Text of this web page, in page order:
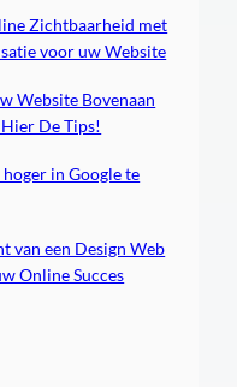
Zichtbaarheid met
voor uw Website
Website Bovenaan
De Tips!
in Google te
van een Design Web
Online Succes